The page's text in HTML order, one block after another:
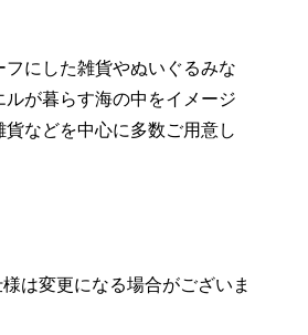
にした雑貨やぬいぐるみな
が暮らす海の中をイメージ
などを中心に多数ご用意し
は変更になる場合がございま